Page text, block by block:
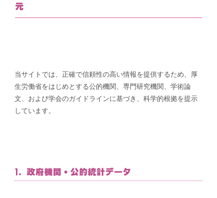
元
当サイトでは、正確で信頼性の高い情報を提供するため、厚
生労働省をはじめとする公的機関、専門研究機関、学術論
文、および学会のガイドラインに基づき、科学的根拠を提示
しています。
1. 政府機関・公的統計データ